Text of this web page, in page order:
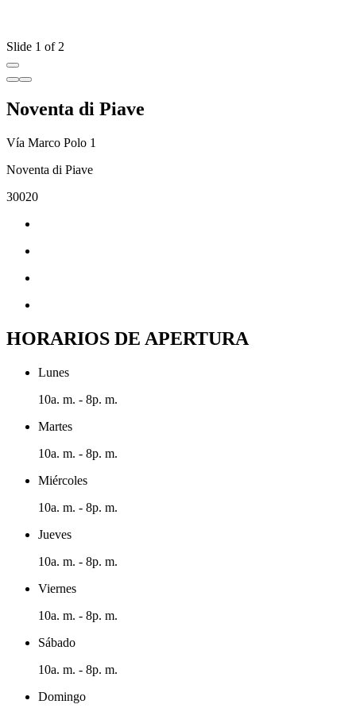
Slide 1 of 2
Noventa di Piave
Vía Marco Polo 1
Noventa di Piave
30020
HORARIOS DE APERTURA
Lunes
10a. m. - 8p. m.
Martes
10a. m. - 8p. m.
Miércoles
10a. m. - 8p. m.
Jueves
10a. m. - 8p. m.
Viernes
10a. m. - 8p. m.
Sábado
10a. m. - 8p. m.
Domingo